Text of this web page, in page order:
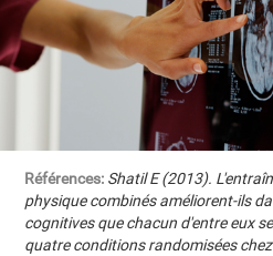
Références: Shatil E (2013).
physique combinés améliorent-ils
cognitives que chacun d'entre eux
quatre conditions randomisées